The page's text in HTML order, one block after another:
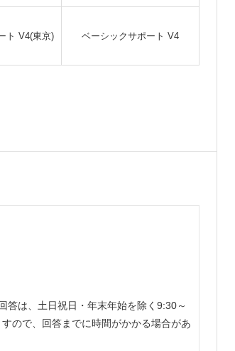
ト V4(東京) ベーシックサポート V4
答は、土日祝日・年末年始を除く9:30～
ので、回答までに時間がかかる場合があ